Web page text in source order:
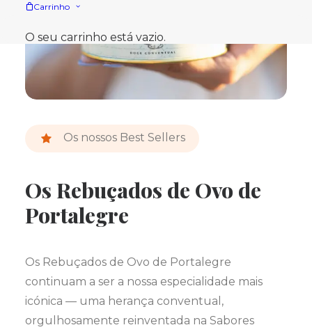
Carrinho
O seu carrinho está vazio.
Os nossos Best Sellers
Os Rebuçados de Ovo de
Portalegre
Os Rebuçados de Ovo de Portalegre
continuam a ser a nossa especialidade mais
icónica — uma herança conventual,
orgulhosamente reinventada na Sabores